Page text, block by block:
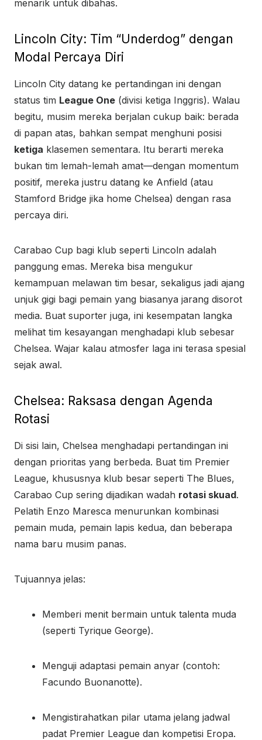
menarik untuk dibahas.
Lincoln City: Tim “Underdog” dengan
Modal Percaya Diri
Lincoln City datang ke pertandingan ini dengan
status tim League One (divisi ketiga Inggris). Walau
begitu, musim mereka berjalan cukup baik: berada
di papan atas, bahkan sempat menghuni posisi
ketiga klasemen sementara. Itu berarti mereka
bukan tim lemah-lemah amat—dengan momentum
positif, mereka justru datang ke Anfield (atau
Stamford Bridge jika home Chelsea) dengan rasa
percaya diri.
Carabao Cup bagi klub seperti Lincoln adalah
panggung emas. Mereka bisa mengukur
kemampuan melawan tim besar, sekaligus jadi ajang
unjuk gigi bagi pemain yang biasanya jarang disorot
media. Buat suporter juga, ini kesempatan langka
melihat tim kesayangan menghadapi klub sebesar
Chelsea. Wajar kalau atmosfer laga ini terasa spesial
sejak awal.
Chelsea: Raksasa dengan Agenda
Rotasi
Di sisi lain, Chelsea menghadapi pertandingan ini
dengan prioritas yang berbeda. Buat tim Premier
League, khususnya klub besar seperti The Blues,
Carabao Cup sering dijadikan wadah rotasi skuad.
Pelatih Enzo Maresca menurunkan kombinasi
pemain muda, pemain lapis kedua, dan beberapa
nama baru musim panas.
Tujuannya jelas:
Memberi menit bermain untuk talenta muda
(seperti Tyrique George).
Menguji adaptasi pemain anyar (contoh:
Facundo Buonanotte).
Mengistirahatkan pilar utama jelang jadwal
padat Premier League dan kompetisi Eropa.